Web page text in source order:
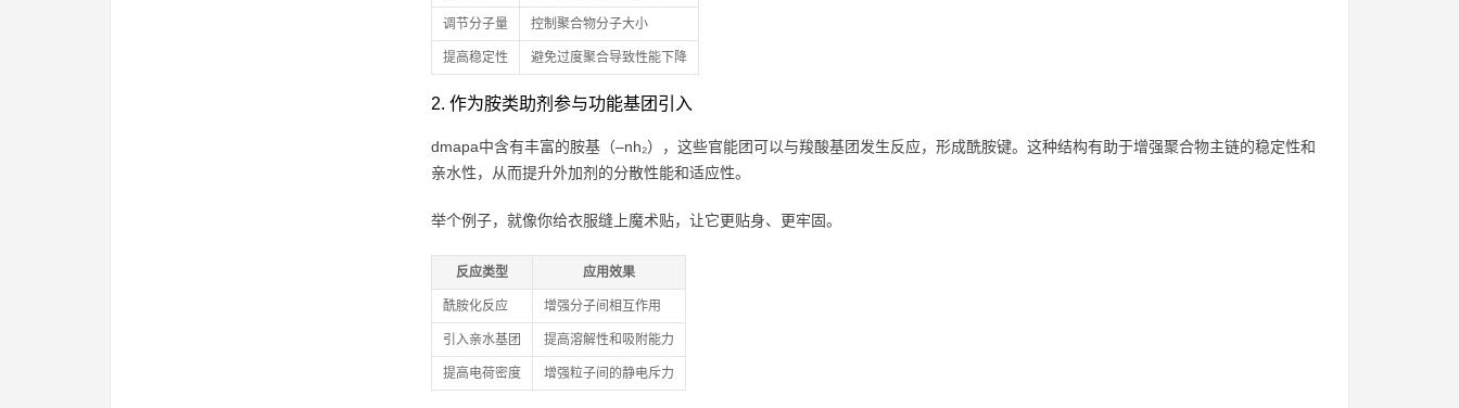
调节分子量 控制聚合物分子大小
提高稳定性 避免过度聚合导致性能下降
2. 作为胺类助剂参与功能基团引入
dmapa中含有丰富的胺基（–nh₂），这些官能团可以与羧酸基团发生反应，形成酰胺键。这种结构有助于增强聚合物主链的稳定性和
亲水性，从而提升外加剂的分散性能和适应性。
举个例子，就像你给衣服缝上魔术贴，让它更贴身、更牢固。
反应类型 应用效果
酰胺化反应 增强分子间相互作用
引入亲水基团 提高溶解性和吸附能力
提高电荷密度 增强粒子间的静电斥力